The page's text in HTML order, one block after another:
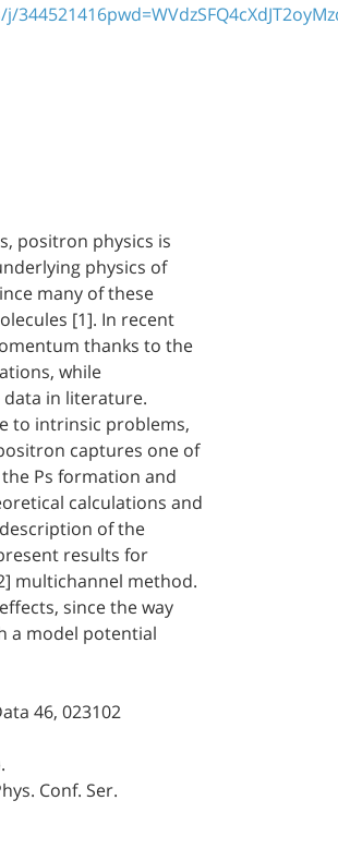
positron physics is
physics of
many of these
[1]. In recent
thanks to the
while
data in literature.
to intrinsic problems,
captures one of
Ps formation and
calculations and
of the
results for
multichannel method.
since the way
a model potential
46, 023102
Conf. Ser.